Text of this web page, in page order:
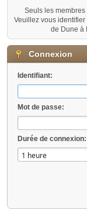
Seuls les
Veuillez vous
de Dune à
Connexion
Identifiant:
Mot de passe:
Durée de connexion: